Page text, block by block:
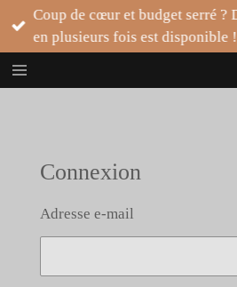
Passer
contenu
principal
Coup de cœur et budget serré ?
en plusieurs fois est disponible !
Connexion
Adresse e-mail